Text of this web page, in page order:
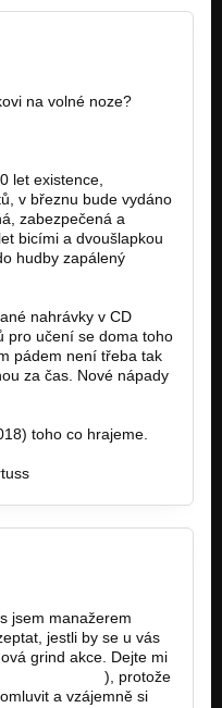
na volné noze?
let existence,
v březnu bude vydáno
zabezpečená a
bicími a dvoušlapkou
hudby zapálený
nahrávky v CD
pro učení se doma toho
pádem není třeba tak
za čas. Nové nápady
toho co hrajeme.
jsem manažerem
jestli by se u vás
grind akce. Dejte mi
), protože
a vzájemně si